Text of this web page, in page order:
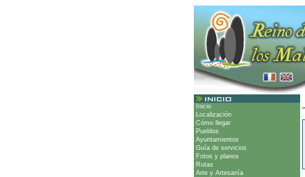
Inicio
Localización
Cómo llegar
Pueblos
Ayuntamientos
Guía de servicios
Fotos y planos
Rutas
Arte y Artesanía